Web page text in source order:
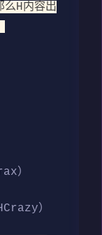
么H内容出
）
）